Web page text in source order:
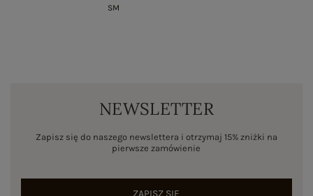
SM
NEWSLETTER
Zapisz się do naszego newslettera i otrzymaj 15% zniżki na
pierwsze zamówienie
ZAPISZ SIĘ